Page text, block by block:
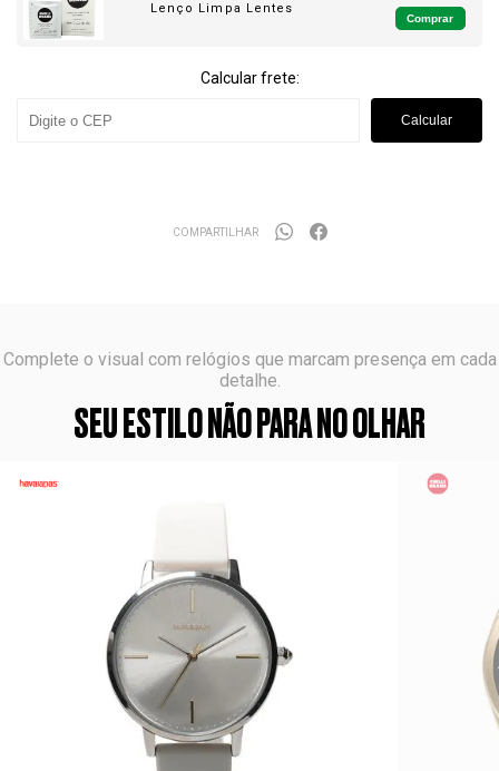
Lenço Limpa Lentes
Comprar
Calcular frete:
Calcular
COMPARTILHAR
Complete o visual com relógios que marcam presença em cada
detalhe.
SEU ESTILO NÃO PARA NO OLHAR